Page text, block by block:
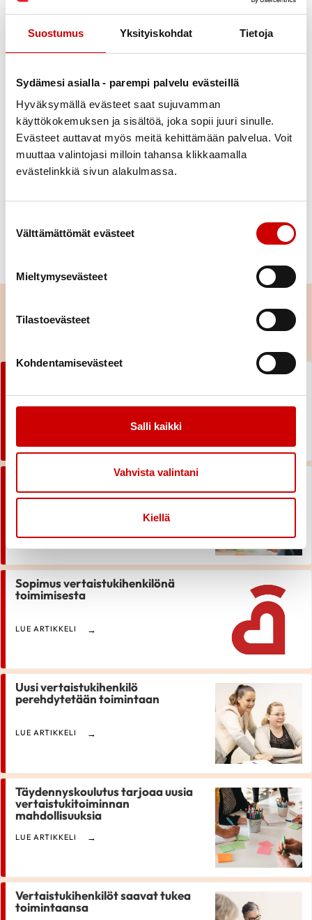
Suostumus Yksityiskohdat Tietoja
Sydämesi asialla - parempi palvelu evästeillä
Hyväksymällä evästeet saat sujuvamman
käyttökokemuksen ja sisältöä, joka sopii juuri sinulle.
Evästeet auttavat myös meitä kehittämään palvelua. Voit
muuttaa valintojasi milloin tahansa klikkaamalla
evästelinkkiä sivun alakulmassa.
Välttämättömät evästeet
Mieltymysevästeet
Tilastoevästeet
Kohdentamisevästeet
Salli kaikki
Vahvista valintani
Kiellä
Vertaistukihaku
Vertaistukihenkilön polku
Vertaistukihenkilön peruskoulutus
Sopimus vertaistukihenkilönä
toimimisesta
LUE ARTIKKELI
Uusi vertaistukihenkilö
perehdytetään toimintaan
LUE ARTIKKELI
Täydennyskoulutus tarjoaa uusia
vertaistukitoiminnan
mahdollisuuksia
LUE ARTIKKELI
Vertaistukihenkilöt saavat tukea
toimintaansa